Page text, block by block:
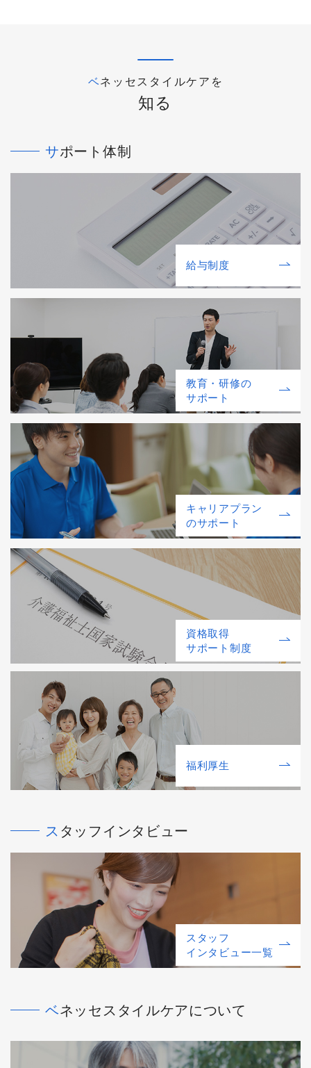
ベネッセスタイルケアを
知る
サポート体制
給与制度
教育・研修の
サポート
キャリアプラン
のサポート
資格取得
サポート制度
福利厚⽣
スタッフインタビュー
スタッフ
インタビュー一覧
ベネッセスタイルケアについて